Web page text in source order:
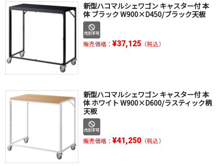
新型ハコマルシェワゴン キャスター付 本
体 ブラック W900×D450/ブラック天板
販売価格： ¥37,125（税込）
新型ハコマルシェワゴン キャスター付 本
体 ホワイト W900×D600/ラスティック柄
天板
販売価格： ¥41,250（税込）